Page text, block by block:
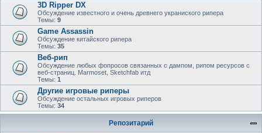
3D Ripper DX
Обсуждение известного и очень древнего украниского рипера
Темы: 9
Game Assassin
Обсуждение китайского рипера
Темы: 35
Веб-рип
Обсуждение любых фопросов связанных с дампом, рипом ресурсов с
веб-страниц. Marmoset, Sketchfab итд
Темы: 1
Другие игровые риперы
Обсуждение остальных игровых риперов
Темы: 34
Репозитарий